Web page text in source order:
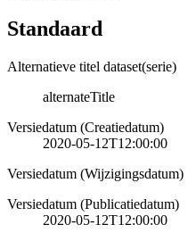
Standaard
Alternatieve titel dataset(serie)
alternateTitle
Versiedatum (Creatiedatum)
2020-05-12T12:00:00
Versiedatum (Wijzigingsdatum)
Versiedatum (Publicatiedatum)
2020-05-12T12:00:00